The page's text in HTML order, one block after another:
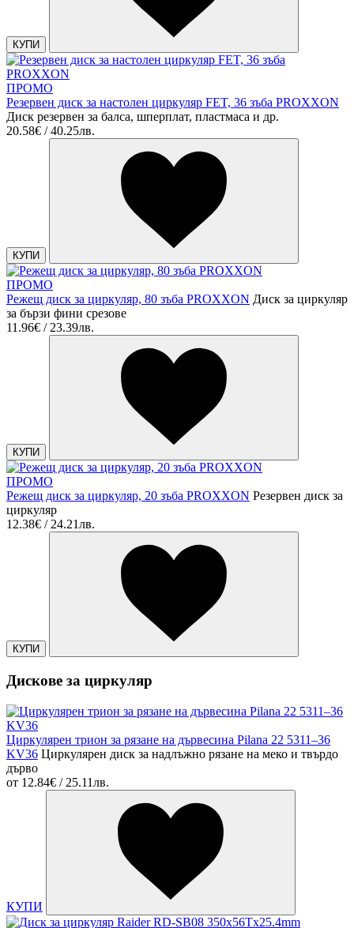
КУПИ
ПРОМО
Резервен диск за настолен циркуляр FET, 36 зъба PROXXON
Диск резервен за балса, шперплат, пластмаса и др.
20.58€ / 40.25лв.
КУПИ
ПРОМО
Режещ диск за циркуляр, 80 зъба PROXXON Диск за циркуляр
за бързи фини срезове
11.96€ / 23.39лв.
КУПИ
ПРОМО
Режещ диск за циркуляр, 20 зъба PROXXON Резервен диск за
циркуляр
12.38€ / 24.21лв.
КУПИ
Дискове за циркуляр
Циркулярен трион за рязане на дървесина Pilana 22 5311–36
KV36 Циркулярен диск за надлъжно рязане на меко и твърдо
дърво
от 12.84€ / 25.11лв.
КУПИ